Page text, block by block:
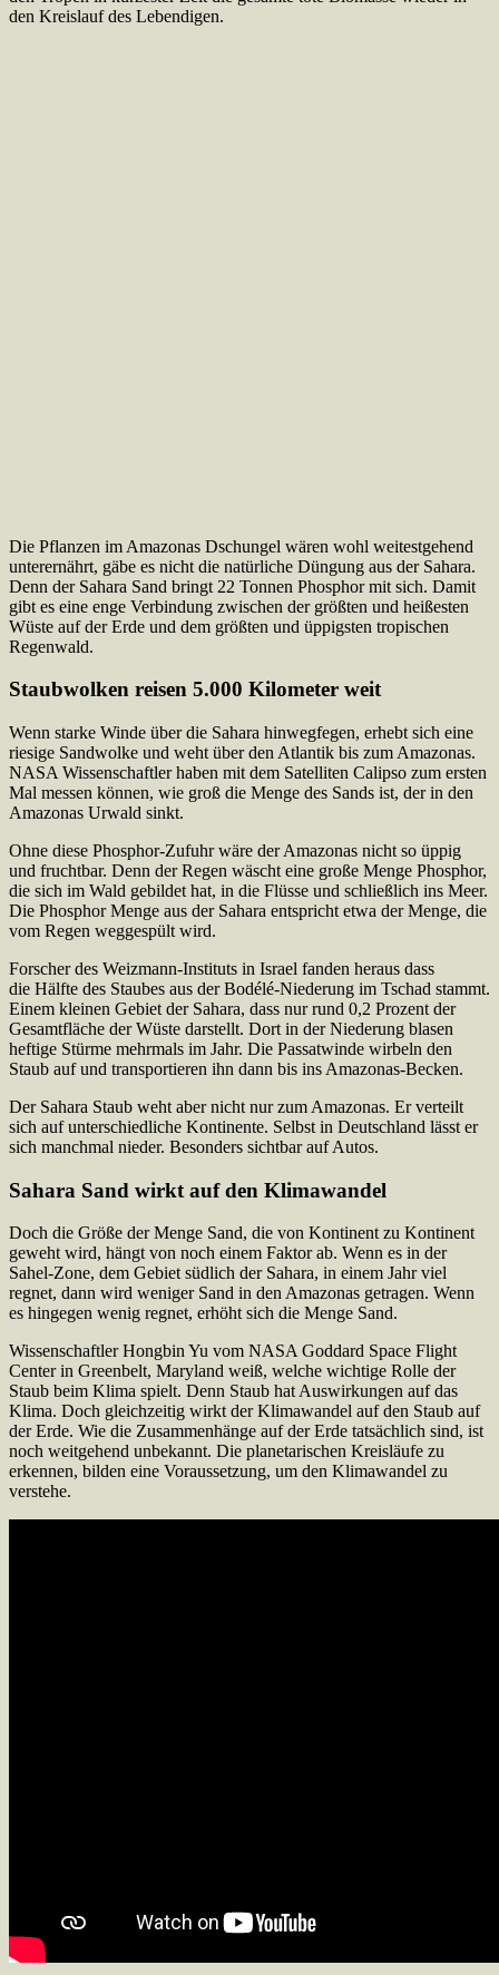
den Kreislauf des Lebendigen.
Die Pflanzen im Amazonas Dschungel wären wohl weitestgehend
unterernährt, gäbe es nicht die natürliche Düngung aus der Sahara.
Denn der Sahara Sand bringt 22 Tonnen Phosphor mit sich. Damit
gibt es eine enge Verbindung zwischen der größten und heißesten
Wüste auf der Erde und dem größten und üppigsten tropischen
Regenwald.
Staubwolken reisen 5.000 Kilometer weit
Wenn starke Winde über die Sahara hinwegfegen, erhebt sich eine
riesige Sandwolke und weht über den Atlantik bis zum Amazonas.
NASA Wissenschaftler haben mit dem Satelliten Calipso zum ersten
Mal messen können, wie groß die Menge des Sands ist, der in den
Amazonas Urwald sinkt.
Ohne diese Phosphor-Zufuhr wäre der Amazonas nicht so üppig
und fruchtbar. Denn der Regen wäscht eine große Menge Phosphor,
die sich im Wald gebildet hat, in die Flüsse und schließlich ins Meer.
Die Phosphor Menge aus der Sahara entspricht etwa der Menge, die
vom Regen weggespült wird.
Forscher des Weizmann-Instituts in Israel fanden heraus dass
die Hälfte des Staubes aus der Bodélé-Niederung im Tschad stammt.
Einem kleinen Gebiet der Sahara, dass nur rund 0,2 Prozent der
Gesamtfläche der Wüste darstellt. Dort in der Niederung blasen
heftige Stürme mehrmals im Jahr. Die Passatwinde wirbeln den
Staub auf und transportieren ihn dann bis ins Amazonas-Becken.
Der Sahara Staub weht aber nicht nur zum Amazonas. Er verteilt
sich auf unterschiedliche Kontinente. Selbst in Deutschland lässt er
sich manchmal nieder. Besonders sichtbar auf Autos.
Sahara Sand wirkt auf den Klimawandel
Doch die Größe der Menge Sand, die von Kontinent zu Kontinent
geweht wird, hängt von noch einem Faktor ab. Wenn es in der
Sahel-Zone, dem Gebiet südlich der Sahara, in einem Jahr viel
regnet, dann wird weniger Sand in den Amazonas getragen. Wenn
es hingegen wenig regnet, erhöht sich die Menge Sand.
Wissenschaftler Hongbin Yu vom NASA Goddard Space Flight
Center in Greenbelt, Maryland weiß, welche wichtige Rolle der
Staub beim Klima spielt. Denn Staub hat Auswirkungen auf das
Klima. Doch gleichzeitig wirkt der Klimawandel auf den Staub auf
der Erde. Wie die Zusammenhänge auf der Erde tatsächlich sind, ist
noch weitgehend unbekannt. Die planetarischen Kreisläufe zu
erkennen, bilden eine Voraussetzung, um den Klimawandel zu
verstehe.